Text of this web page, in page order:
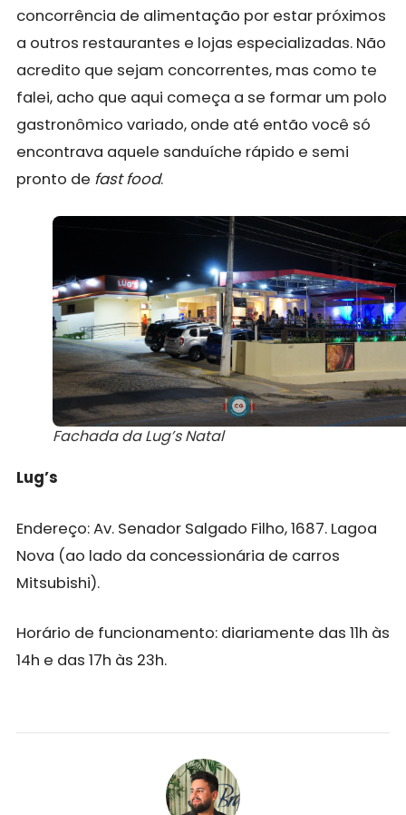
concorrência de alimentação por estar próximos
a outros restaurantes e lojas especializadas. Não
acredito que sejam concorrentes, mas como te
falei, acho que aqui começa a se formar um polo
gastronômico variado, onde até então você só
encontrava aquele sanduíche rápido e semi
pronto de fast food.
Fachada da Lug’s Natal
Lug’s
Endereço: Av. Senador Salgado Filho, 1687. Lagoa
Nova (ao lado da concessionária de carros
Mitsubishi).
Horário de funcionamento: diariamente das 11h às
14h e das 17h às 23h.